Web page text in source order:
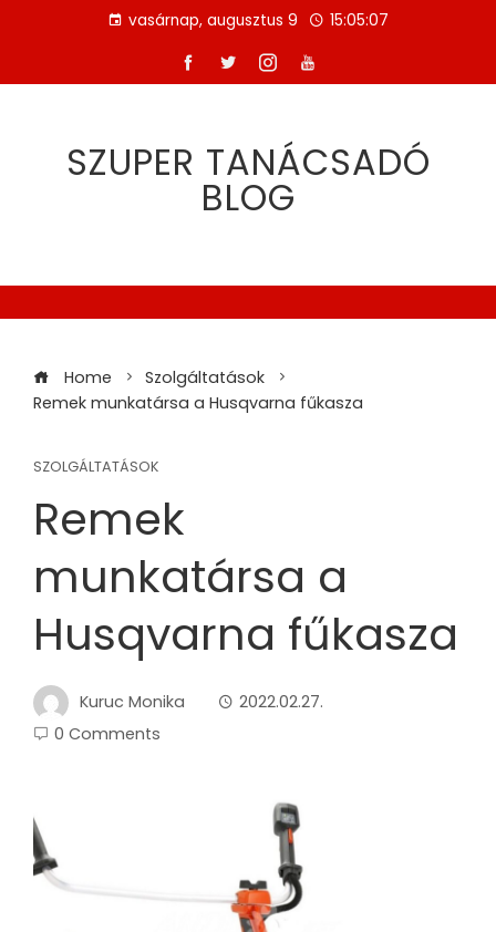
vasárnap, augusztus 9 15:05:07
SZUPER TANÁCSADÓ
BLOG
Home
Szolgáltatások
Remek munkatársa a Husqvarna fűkasza
SZOLGÁLTATÁSOK
Remek
munkatársa a
Husqvarna fűkasza
Kuruc Monika
2022.02.27.
0 Comments